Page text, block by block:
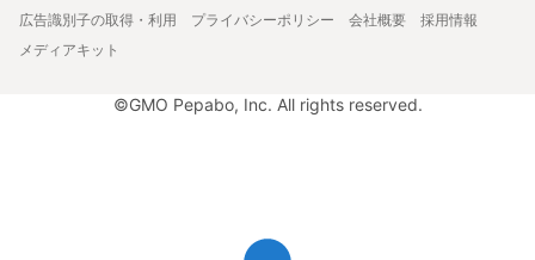
広告識別子の取得・利用
プライバシーポリシー 会社概要
採用情報
メディアキット
©GMO Pepabo, Inc. All rights reserved.